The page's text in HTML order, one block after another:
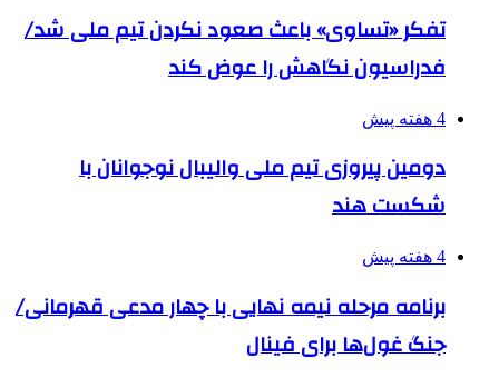
تفکر «تساوی» باعث صعود نکردن تیم ملی شد/
فدراسیون نگاهش را عوض کند
4 هفته پیش
دومین پیروزی تیم ملی والیبال نوجوانان با
شکست هند
4 هفته پیش
برنامه مرحله نیمه نهایی با چهار مدعی قهرمانی/
جنگ غول‌ها برای فینال